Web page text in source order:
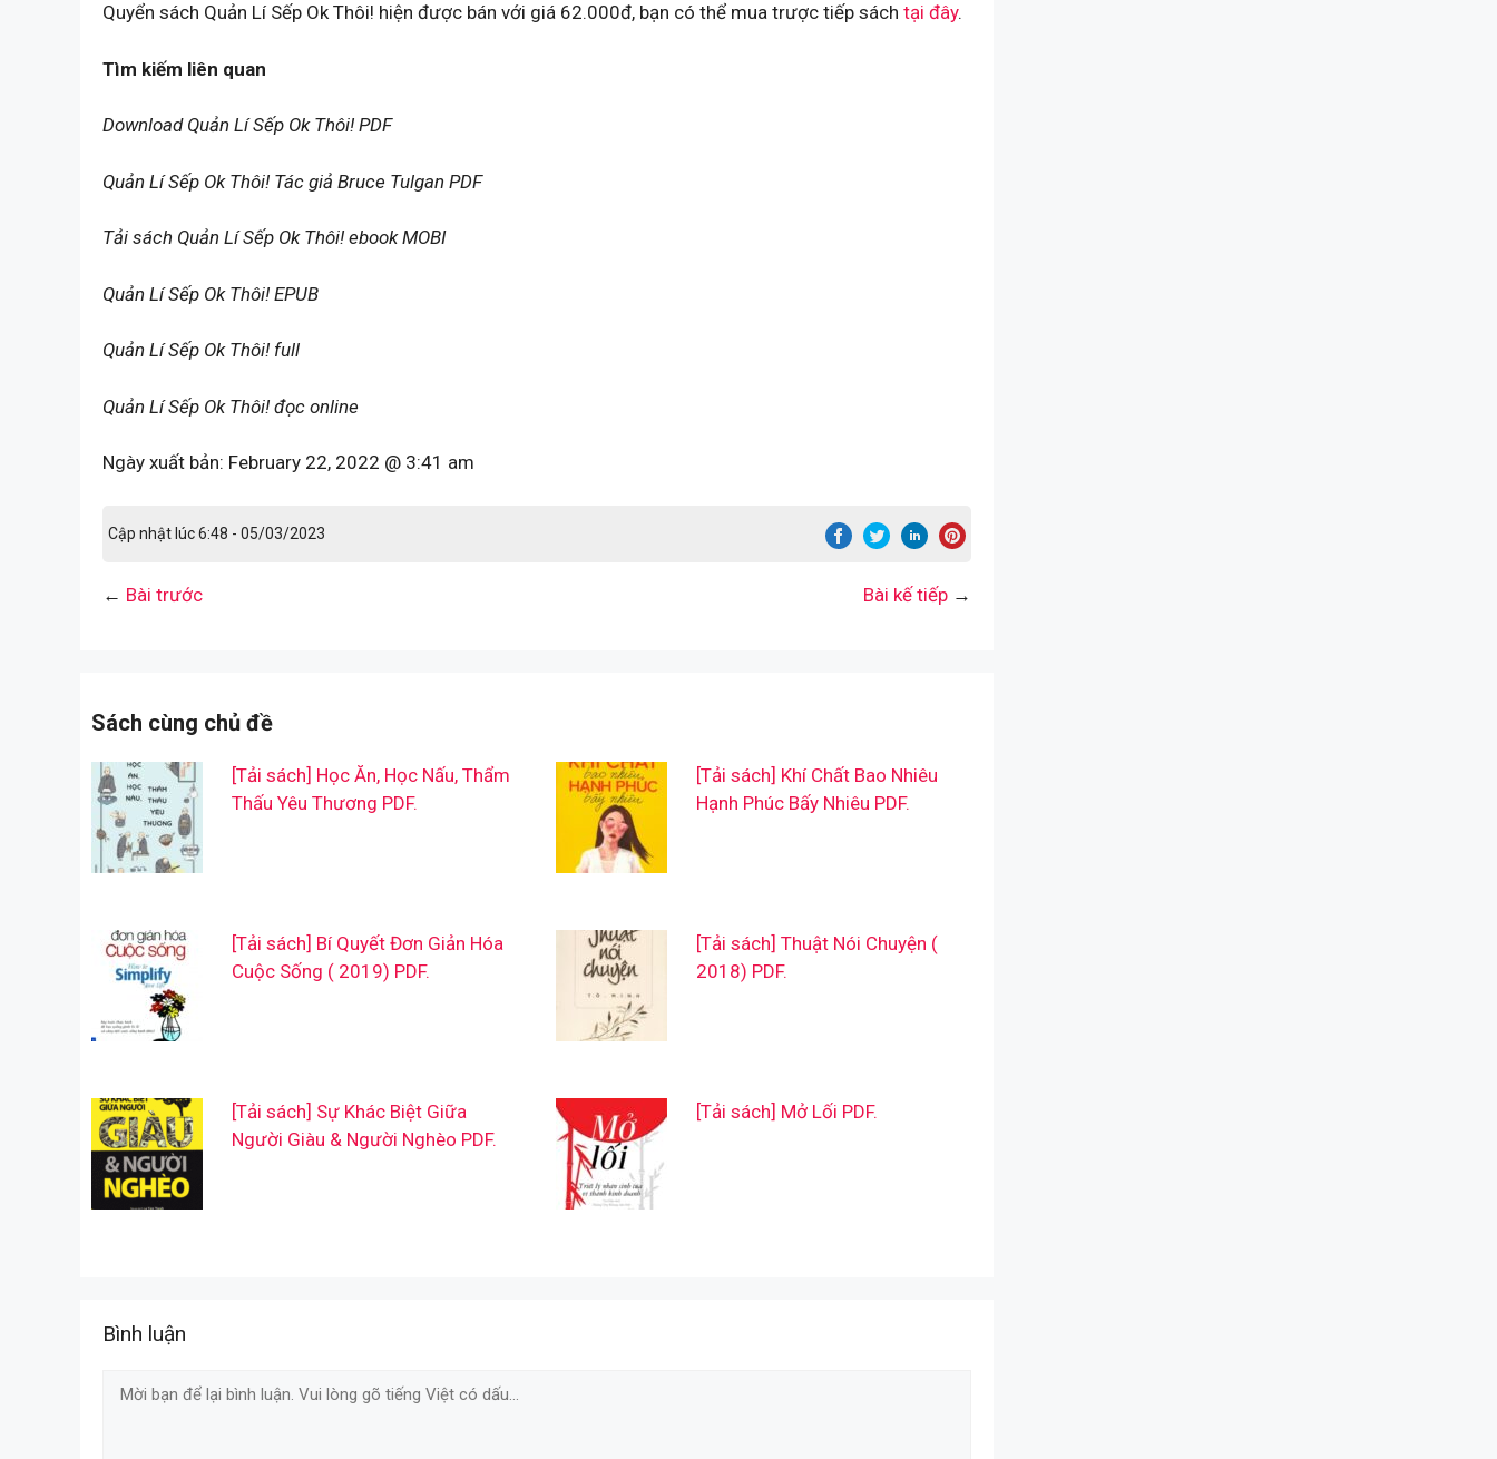
Quyển sách Quản Lí Sếp Ok Thôi! hiện được bán với giá 62.000đ, bạn có thể mua trược tiếp sách tại đây.
Tìm kiếm liên quan
Download Quản Lí Sếp Ok Thôi! PDF
Quản Lí Sếp Ok Thôi! Tác giả Bruce Tulgan PDF
Tải sách Quản Lí Sếp Ok Thôi! ebook MOBI
Quản Lí Sếp Ok Thôi! EPUB
Quản Lí Sếp Ok Thôi! full
Quản Lí Sếp Ok Thôi! đọc online
Ngày xuất bản: February 22, 2022 @ 3:41 am
Cập nhật lúc 6:48 - 05/03/2023
← Bài trước Bài kế tiếp →
Sách cùng chủ đề
[Tải sách] Học Ăn, Học Nấu, Thẩm
Thấu Yêu Thương PDF.
[Tải sách] Khí Chất Bao Nhiêu
Hạnh Phúc Bấy Nhiêu PDF.
[Tải sách] Bí Quyết Đơn Giản Hóa
Cuộc Sống ( 2019) PDF.
[Tải sách] Thuật Nói Chuyện (
2018) PDF.
[Tải sách] Sự Khác Biệt Giữa
Người Giàu & Người Nghèo PDF.
[Tải sách] Mở Lối PDF.
Bình luận
Comment